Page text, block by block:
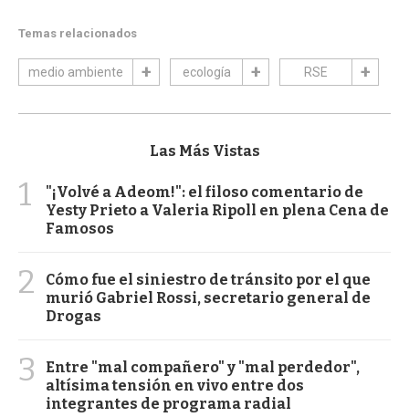
Temas relacionados
medio ambiente ecología RSE
Las Más Vistas
1
"¡Volvé a Adeom!": el filoso comentario de
Yesty Prieto a Valeria Ripoll en plena Cena de
Famosos
2
Cómo fue el siniestro de tránsito por el que
murió Gabriel Rossi, secretario general de
Drogas
3
Entre "mal compañero" y "mal perdedor",
altísima tensión en vivo entre dos
integrantes de programa radial